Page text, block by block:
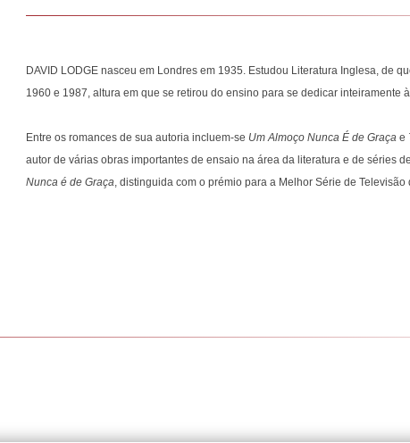
DAVID LODGE nasceu em Londres em 1935. Estudou Literatura Inglesa, de
1960 e 1987, altura em que se retirou do ensino para se dedicar inteiramente
Entre os romances de sua autoria incluem-se Um Almoço Nunca É de Graça e
autor de várias obras importantes de ensaio na área da literatura e de séries
Nunca é de Graça , distinguida com o prémio para a Melhor Série de